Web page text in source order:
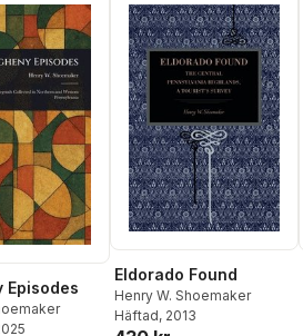
Episodes
Eldorado Found
Henry W. Shoemaker
Häftad, 2013